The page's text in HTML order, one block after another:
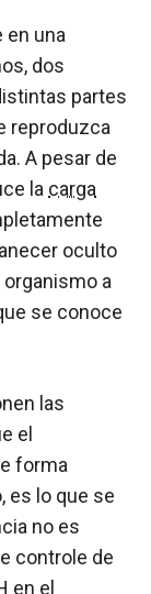
una
dos
partes
reproduzca
A pesar de
la carga
oculto
a
se conoce
las
el
forma
es lo que se
no es
controle de
en el